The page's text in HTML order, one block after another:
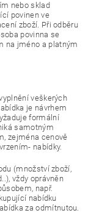
nebo sklad
povinen ve
zboží. Při odběru
povinna se
na jméno a platným
veškerých
je návrhem
formální
samotným
zejména cenově
nabídky.
(množství zboží,
vždy oprávněn
např.
nabídku
za odmítnutou.